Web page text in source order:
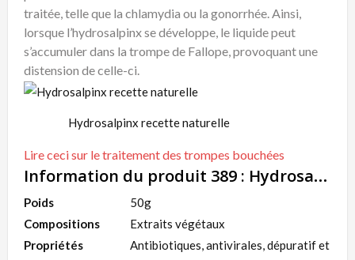
traitée, telle que la chlamydia ou la gonorrhée. Ainsi,
lorsque l’hydrosalpinx se développe, le liquide peut
s’accumuler dans la trompe de Fallope, provoquant une
distension de celle-ci.
Hydrosalpinx recette naturelle
Lire ceci sur le traitement des trompes bouchées
Information du produit 389 : Hydrosalpinx recette naturelle
Poids
50g
Compositions
Extraits végétaux
Propriétés
Antibiotiques, antivirales, dépuratif et